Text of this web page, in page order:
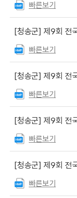
빠른보기
[청송군] 제9회 전국동시지
빠른보기
[청송군] 제9회 전국
빠른보기
[청송군] 제9회 전국동시
빠른보기
[청송군] 제9회 전국동시지
빠른보기